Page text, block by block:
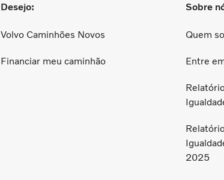
Desejo:
Volvo Caminhões Novos
Financiar meu caminhão
Sobre
Quem
Entre
2025